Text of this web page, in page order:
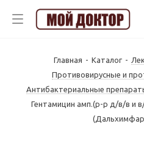
Главная - Каталог -
Противовирусные и
Антибактериальные
Гентамицин амп.(р-р д/в/в и